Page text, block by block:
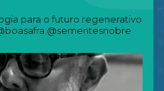
para o futuro regenerativo
@sementesnobre